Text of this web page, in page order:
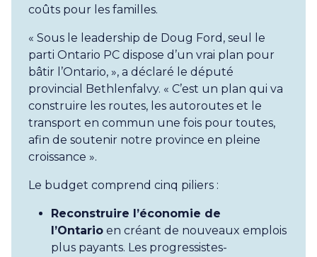
coûts pour les familles.
« Sous le leadership de Doug Ford, seul le
parti Ontario PC dispose d’un vrai plan pour
bâtir l’Ontario, », a déclaré le député
provincial Bethlenfalvy. « C’est un plan qui va
construire les routes, les autoroutes et le
transport en commun une fois pour toutes,
afin de soutenir notre province en pleine
croissance ».
Le budget comprend cinq piliers :
Reconstruire l’économie de
l’Ontario en créant de nouveaux emplois
plus payants. Les progressistes-